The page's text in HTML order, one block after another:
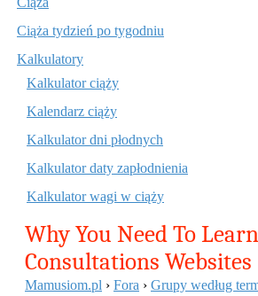
Ciąża tydzień po tygodniu
Kalkulatory
Kalkulator ciąży
Kalendarz ciąży
Kalkulator dni płodnych
Kalkulator daty zapłodnienia
Kalkulator wagi w ciąży
Why You Need To
Consultations Websites
Mamusiom.pl › Fora › Grupy według